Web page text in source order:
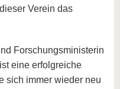
Verein das
Forschungsministerin
eine erfolgreiche
sich immer wieder neu